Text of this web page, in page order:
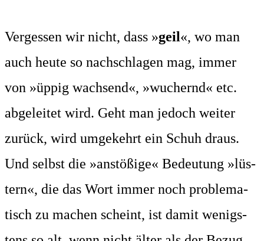
Ver­ges­sen wir nicht, dass »geil«, wo man
auch heu­te so nach­schla­gen mag, immer
von »üppig wach­send«, »wuchernd« etc.
abge­lei­tet wird. Geht man jedoch wei­ter
zurück, wird umge­kehrt ein Schuh draus.
Und selbst die »anstö­ßi­ge« Bedeu­tung »lüs­
tern«, die das Wort immer noch pro­ble­ma­
tisch zu machen scheint, ist damit wenigs­